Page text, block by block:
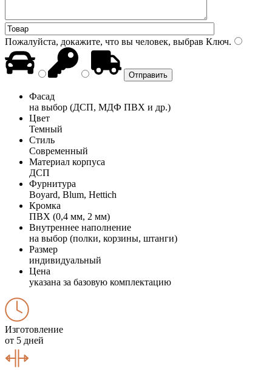
Пожалуйста, докажите, что вы человек, выбрав Ключ.
Фасад
на выбор (ДСП, МДФ ПВХ и др.)
Цвет
Темный
Стиль
Современный
Материал корпуса
ДСП
Фурнитура
Boyard, Blum, Hettich
Кромка
ПВХ (0,4 мм, 2 мм)
Внутреннее наполнение
на выбор (полки, корзины, штанги)
Размер
индивидуальный
Цена
указана за базовую комплектацию
Изготовление
от 5 дней